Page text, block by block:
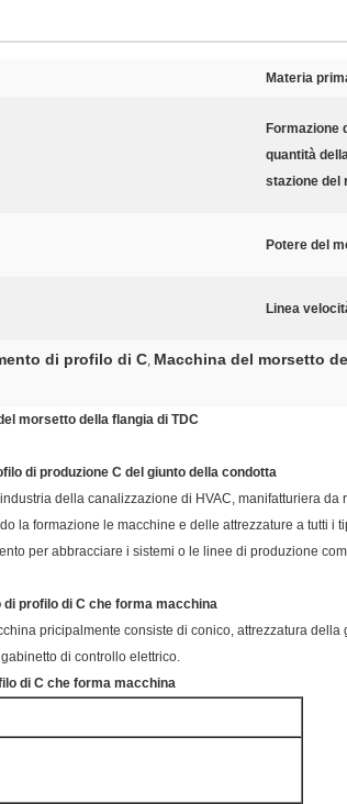
Materia
Formazione
quantità
stazione del
Potere del
Linea
di profilo di C, Macchina del morsetto
morsetto della flangia di TDC
di produzione C del giunto della condotta
della canalizzazione di HVAC, manifatturiera
la formazione le macchine e delle attrezzature a tutti i
per abbracciare i sistemi o le linee di produzione
profilo di C che forma macchina
pricipalmente consiste di conico, attrezzatura
di controllo elettrico.
di C che forma macchina